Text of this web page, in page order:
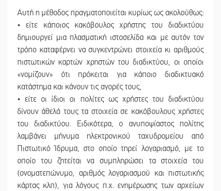
Αυτή η μέθοδος πραγματοποιείται κυρίως ως ακολούθως:
• είτε κάποιος κακόβουλος χρήστης του διαδικτύου
δημιουργεί μια πλασματική ιστοσελίδα και με αυτόν τον
τρόπο καταφέρνει να συγκεντρώνει στοιχεία κι αριθμούς
πιστωτικών καρτών χρηστών του διαδικτύου, οι οποίοι
«νομίζουν» ότι πρόκειται για κάποιο διαδικτυακό
κατάστημα και κάνουν τις αγορές τους,
• είτε οι ίδιοι οι πολίτες ως χρήστες του διαδικτύου
δίνουν άθελά τους τα στοιχεία σε κακόβουλους χρήστες
του διαδικτύου. Ειδικότερα, ο ανυποψίαστος πολίτης
λαμβάνει μήνυμα ηλεκτρονικού ταχυδρομείου από
Πιστωτικό Ίδρυμα, στο οποίο τηρεί λογαριασμό, με το
οποίο του ζητείται να συμπληρώσει τα στοιχεία του
(ονοματεπώνυμο, αριθμός λογαριασμού και πιστωτικής
κάρτας κλπ), για λόγους π.χ. ενημέρωσης των αρχείων